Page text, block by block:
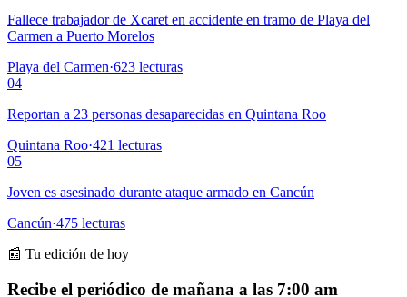
Fallece trabajador de Xcaret en accidente en tramo de Playa del
Carmen a Puerto Morelos
Playa del Carmen·623 lecturas
04
Reportan a 23 personas desaparecidas en Quintana Roo
Quintana Roo·421 lecturas
05
Joven es asesinado durante ataque armado en Cancún
Cancún·475 lecturas
📰 Tu edición de hoy
Recibe el periódico de mañana a las 7:00 am